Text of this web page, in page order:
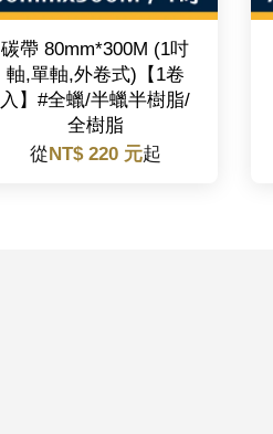
碳帶 80mm*300M (1吋
軸,單軸,外卷式)【1卷
入】#全蠟/半蠟半樹脂/
全樹脂
從NT$ 220 元起